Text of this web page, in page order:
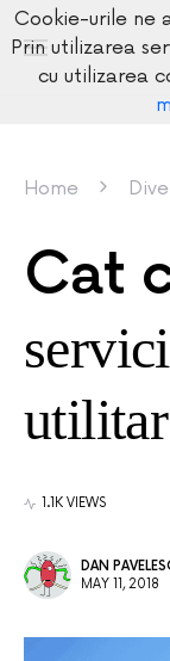
Home
Cat
1.1K VIEWS
DAN
MAY 11, 2018
Cookie-urile ne
Prin utilizarea
cu utilizarea